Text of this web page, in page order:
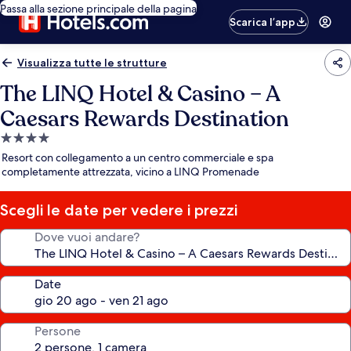
Passa alla sezione principale della pagina
Scarica l’app
Visualizza tutte le strutture
The LINQ Hotel & Casino – A
Caesars Rewards Destination
Struttura
a
4.0
stelle
Resort con collegamento a un centro commerciale e spa
completamente attrezzata, vicino a LINQ Promenade
Scegli le date per vedere i prezzi
Dove vuoi andare?
Date
Persone